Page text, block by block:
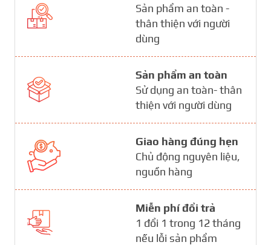
Sản phẩm an toàn -
thân thiện với người
dùng
Sản phẩm an toàn
Sử dụng an toàn- thân
thiện với người dùng
Giao hàng đúng hẹn
Chủ động nguyên liệu,
nguồn hàng
Miễn phí đổi trả
1 đổi 1 trong 12 tháng
nếu lỗi sản phẩm